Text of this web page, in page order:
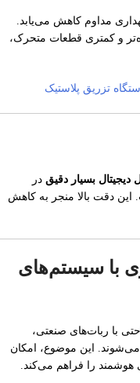
مداوم کاهش می‌یابد.
و کمتری قطعات متحرک،
تزریق پلاستیک
دیجیتال بسیار دقیق در
این دقت بالا منجر به کاهش
با سیستم‌های
با ربات‌های صنعتی،
این موضوع، امکان
هوشمند را فراهم می‌کند.